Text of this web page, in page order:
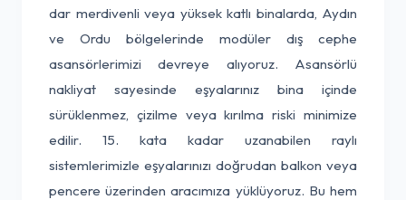
dar merdivenli veya yüksek katlı binalarda, Aydın
ve Ordu bölgelerinde modüler dış cephe
asansörlerimizi devreye alıyoruz. Asansörlü
nakliyat sayesinde eşyalarınız bina içinde
sürüklenmez, çizilme veya kırılma riski minimize
edilir. 15. kata kadar uzanabilen raylı
sistemlerimizle eşyalarınızı doğrudan balkon veya
pencere üzerinden aracımıza yüklüyoruz. Bu hem